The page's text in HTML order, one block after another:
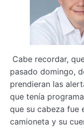
Cabe recordar,
pasado domingo,
prendieran las
que tenía
que su cabeza fue
camioneta y su